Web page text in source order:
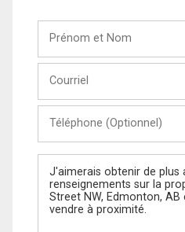
Nom
(Optionnel)
Message